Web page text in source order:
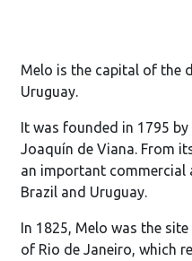
Melo is the capital of the
Uruguay.
It was founded in 1795
Joaquín de Viana. From
an important commercial
Brazil and Uruguay.
In 1825, Melo was the
of Rio de Janeiro, which